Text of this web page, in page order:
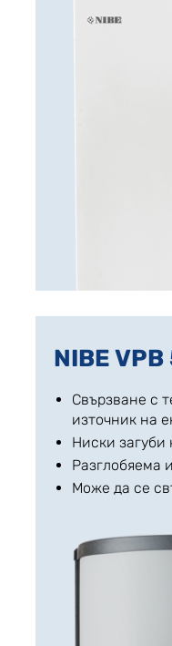
NIBE
Свързване с
източник на
Ниски загуби
Разглобяема
Може да се